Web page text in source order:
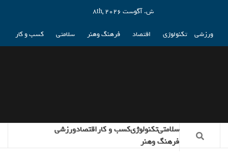
ش. آگوست 8th, 2026
ورزشی تکنولوژی اقتصاد فرهنگ وهنر سلامتی کسب و کار
سلامتیتکنولوژیکسب و کاراقتصادورزشی
فرهنگ وهنر